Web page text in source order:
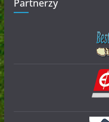
Partnerzy